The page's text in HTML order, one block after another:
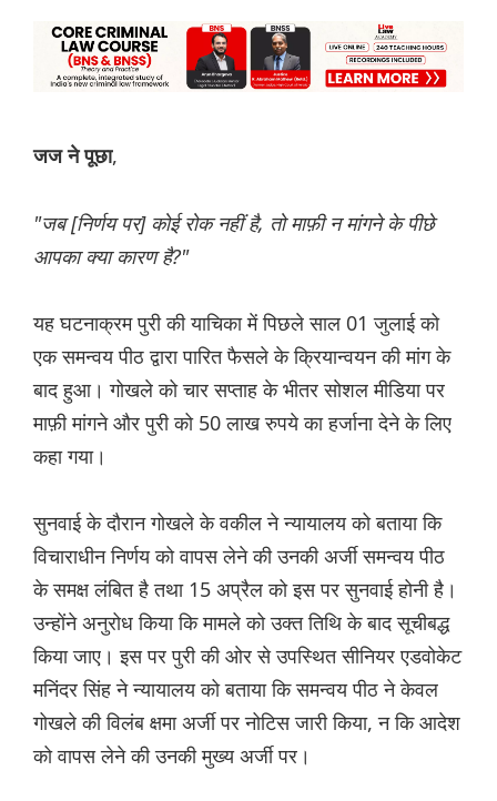
जज ने पूछा,
"जब [निर्णय पर] कोई रोक नहीं है, तो माफ़ी न मांगने के पीछे
आपका क्या कारण है?"
यह घटनाक्रम पुरी की याचिका में पिछले साल 01 जुलाई को
एक समन्वय पीठ द्वारा पारित फैसले के क्रियान्वयन की मांग के
बाद हुआ। गोखले को चार सप्ताह के भीतर सोशल मीडिया पर
माफ़ी मांगने और पुरी को 50 लाख रुपये का हर्जाना देने के लिए
कहा गया।
सुनवाई के दौरान गोखले के वकील ने न्यायालय को बताया कि
विचाराधीन निर्णय को वापस लेने की उनकी अर्जी समन्वय पीठ
के समक्ष लंबित है तथा 15 अप्रैल को इस पर सुनवाई होनी है।
उन्होंने अनुरोध किया कि मामले को उक्त तिथि के बाद सूचीबद्ध
किया जाए। इस पर पुरी की ओर से उपस्थित सीनियर एडवोकेट
मनिंदर सिंह ने न्यायालय को बताया कि समन्वय पीठ ने केवल
गोखले की विलंब क्षमा अर्जी पर नोटिस जारी किया, न कि आदेश
को वापस लेने की उनकी मुख्य अर्जी पर।